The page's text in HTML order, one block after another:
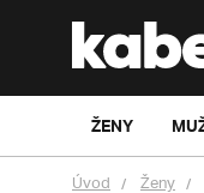
ŽENY
Úvod Ženy